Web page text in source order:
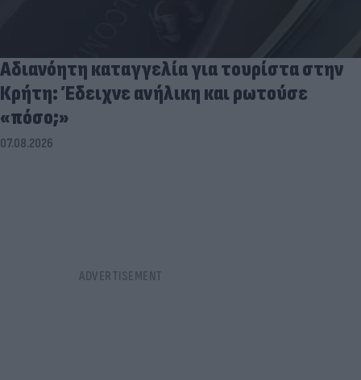
Αδιανόητη καταγγελία για τουρίστα στην
Κρήτη: Έδειχνε ανήλικη και ρωτούσε
«πόσο;»
07.08.2026